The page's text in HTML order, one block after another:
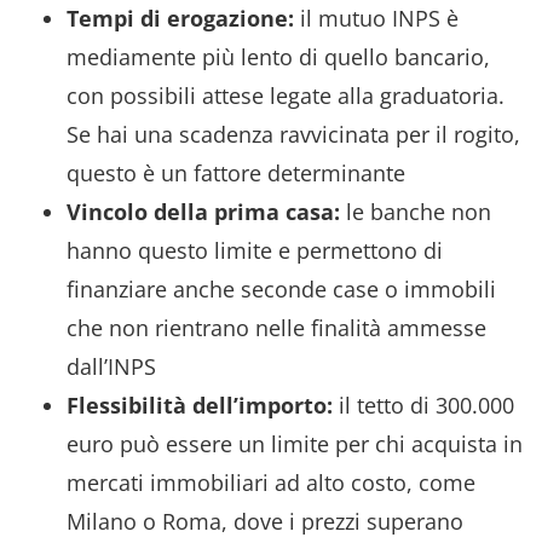
Tempi di erogazione: il mutuo INPS è
mediamente più lento di quello bancario,
con possibili attese legate alla graduatoria.
Se hai una scadenza ravvicinata per il rogito,
questo è un fattore determinante
Vincolo della prima casa: le banche non
hanno questo limite e permettono di
finanziare anche seconde case o immobili
che non rientrano nelle finalità ammesse
dall’INPS
Flessibilità dell’importo: il tetto di 300.000
euro può essere un limite per chi acquista in
mercati immobiliari ad alto costo, come
Milano o Roma, dove i prezzi superano